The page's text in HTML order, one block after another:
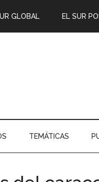
GLOBAL EL SUR
TEMÁTICAS